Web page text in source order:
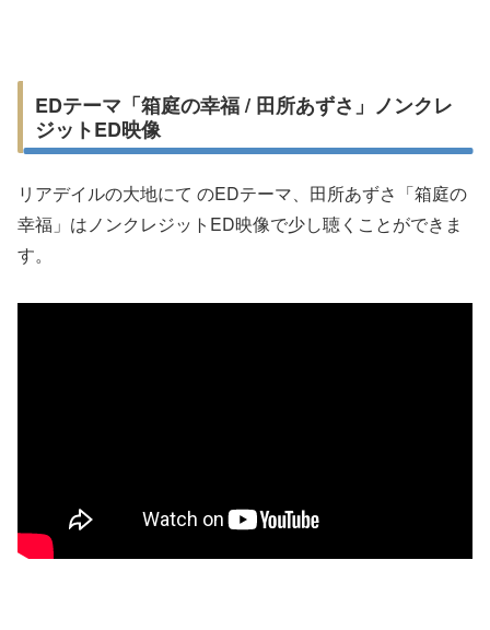
EDテーマ「箱庭の幸福 / 田所あずさ」ノンクレ
ジットED映像
リアデイルの大地にて のEDテーマ、田所あずさ「箱庭の
幸福」はノンクレジットED映像で少し聴くことができま
す。